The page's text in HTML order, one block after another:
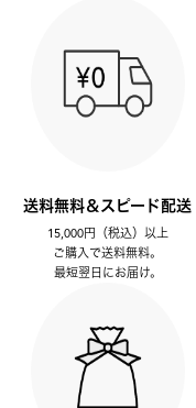
送料無料＆スピード配送
15,000円（税込）以上
ご購入で送料無料。
最短翌日にお届け。